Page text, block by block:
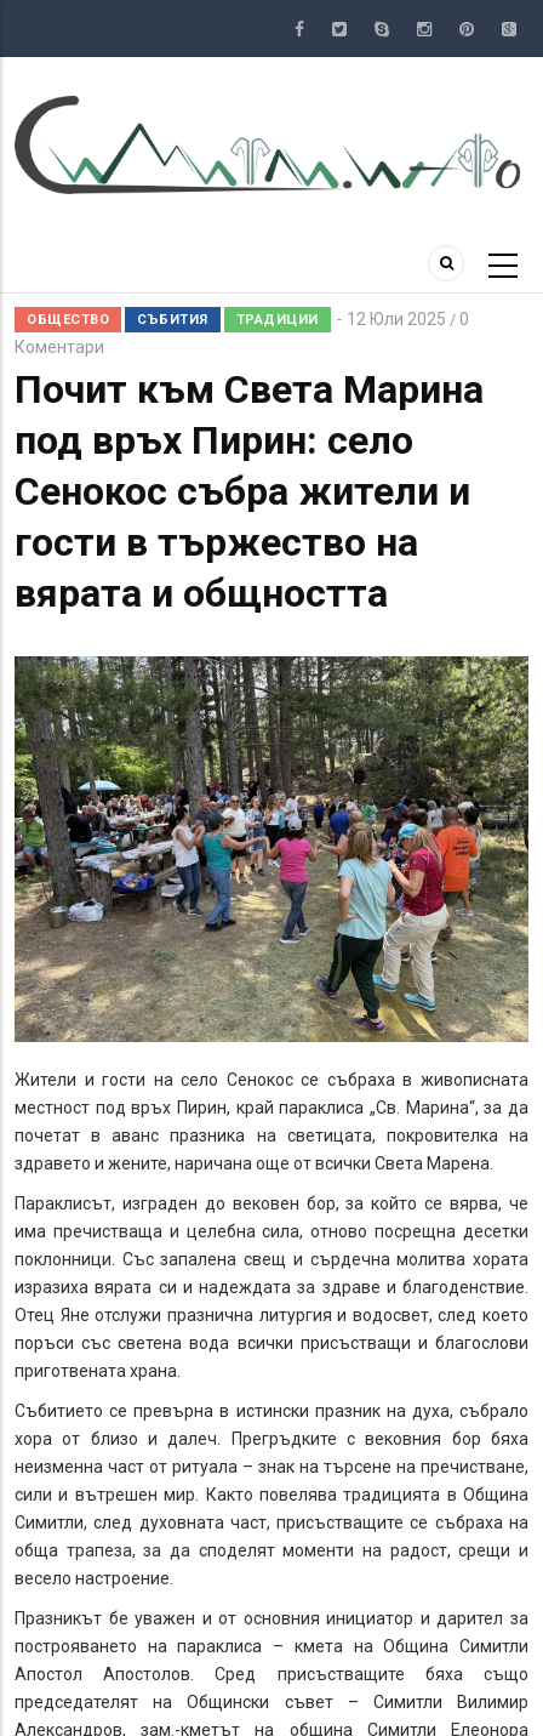
съдържание
ОБЩЕСТВО СЪБИТИЯ ТРАДИЦИИ 12 Юли 2025 / 0
Коментари
Почит към Света Марина
под връх Пирин: село
Сенокос събра жители и
гости в тържество на
вярата и общността
Жители и гости на село Сенокос се събраха в живописната
местност под връх Пирин, край параклиса „Св. Марина“, за да
почетат в аванс празника на светицата, покровителка на
здравето и жените, наричана още от всички Света Марена.
Параклисът, изграден до вековен бор, за който се вярва, че
има пречистваща и целебна сила, отново посрещна десетки
поклонници. Със запалена свещ и сърдечна молитва хората
изразиха вярата си и надеждата за здраве и благоденствие.
Отец Яне отслужи празнична литургия и водосвет, след което
поръси със светена вода всички присъстващи и благослови
приготвената храна.
Събитието се превърна в истински празник на духа, събрало
хора от близо и далеч. Прегръдките с вековния бор бяха
неизменна част от ритуала – знак на търсене на пречистване,
сили и вътрешен мир. Както повелява традицията в Община
Симитли, след духовната част, присъстващите се събраха на
обща трапеза, за да споделят моменти на радост, срещи и
весело настроение.
Празникът бе уважен и от основния инициатор и дарител за
построяването на параклиса – кмета на Община Симитли
Апостол Апостолов. Сред присъстващите бяха също
председателят на Общински съвет – Симитли Вилимир
Александров, зам.-кметът на община Симитли Елеонора